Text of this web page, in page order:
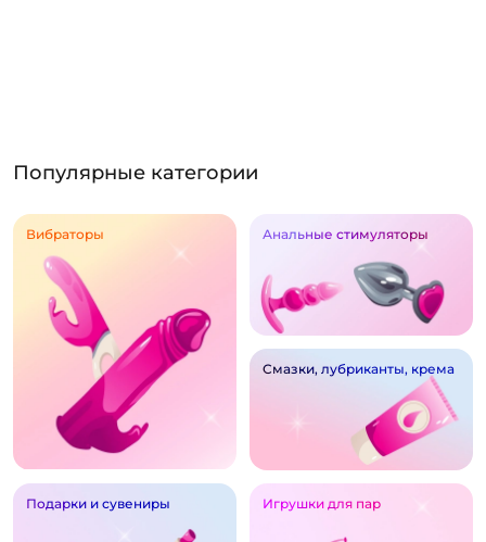
Популярные категории
Вибраторы Анальные стимуляторы
Смазки, лубриканты, крема
Подарки и сувениры Игрушки для пар